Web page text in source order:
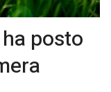
posto